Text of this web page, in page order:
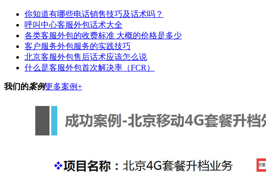
你知道有哪些电话销售技巧及话术吗？
呼叫中心客服外包话术大全
各类客服外包的收费标准 大概的价格是多少
客户服务外包服务的实践技巧
北京客服外包售后话术应该怎么说
什么是客服外包首次解决率（FCR）
我们的案例更多案例+